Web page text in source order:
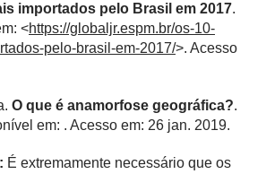
importados pelo Brasil em 2017.
<https://globaljr.espm.br/os-10-
pelo-brasil-em-2017/>. Acesso
O que é anamorfose geográfica?.
em: . Acesso em: 26 jan. 2019.
É extremamente necessário que os